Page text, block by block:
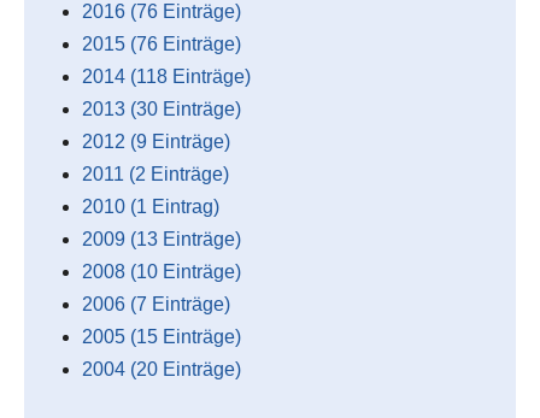
2016 (76 Einträge)
2015 (76 Einträge)
2014 (118 Einträge)
2013 (30 Einträge)
2012 (9 Einträge)
2011 (2 Einträge)
2010 (1 Eintrag)
2009 (13 Einträge)
2008 (10 Einträge)
2006 (7 Einträge)
2005 (15 Einträge)
2004 (20 Einträge)